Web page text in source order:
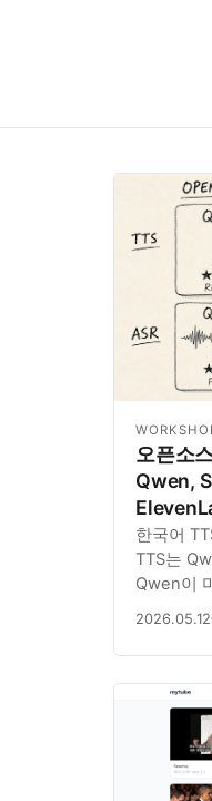
오픈소
Qwen,
한국어
TTS는
Qwen이
지원으로
어렵지만
2026.05.12